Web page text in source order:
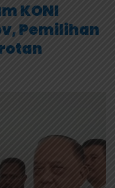
KONI
Pemilihan